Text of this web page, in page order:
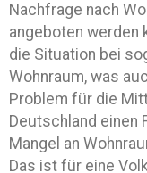
Nachfrage nach
angeboten werden
die Situation bei
Wohnraum, was
Problem für die
Deutschland einen
Mangel an
Das ist für eine